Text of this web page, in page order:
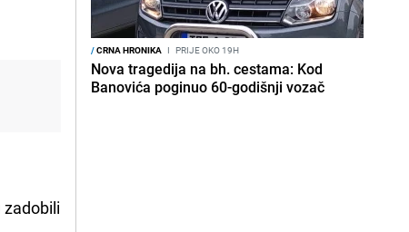
/CRNA HRONIKA I PRIJE OKO 19H
Nova tragedija na bh. cestama: Kod
Banovića poginuo 60-godišnji vozač